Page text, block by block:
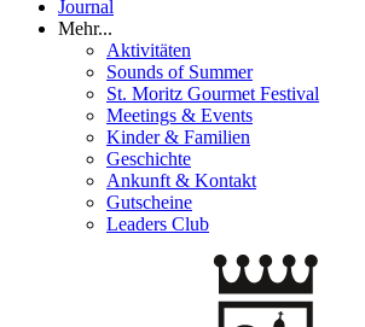
Journal
Mehr...
Aktivitäten
Sounds of Summer
St. Moritz Gourmet Festival
Meetings & Events
Kinder & Familien
Geschichte
Ankunft & Kontakt
Gutscheine
Leaders Club